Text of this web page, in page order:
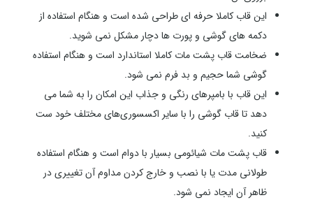
این قاب کاملا حرفه ای طراحی شده است و هنگام استفاده از
دکمه های گوشی و پورت ها دچار مشکل نمی شوید.
ضخامت قاب پشت مات کاملا استاندارد است و هنگام استفاده
گوشی شما حجیم و بد فرم نمی شود.
این قاب با بامپرهای رنگی و جذاب این امکان را به شما می
دهد تا قاب گوشی را با سایر اکسسوری‌های مختلف خود ست
کنید.
قاب پشت مات شیائومی بسیار با دوام است و هنگام استفاده
طولانی مدت یا با نصب و خارج کردن مداوم آن تغییری در
ظاهر آن ایجاد نمی شود.